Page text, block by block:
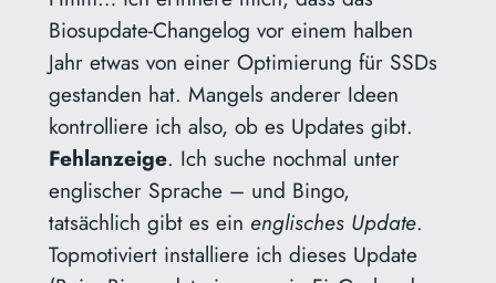
Biosupdate-Changelog vor einem halben
Jahr etwas von einer Optimierung für SSDs
gestanden hat. Mangels anderer Ideen
kontrolliere ich also, ob es Updates gibt.
Fehlanzeige. Ich suche nochmal unter
englischer Sprache – und Bingo,
tatsächlich gibt es ein englisches Update.
Topmotiviert installiere ich dieses Update